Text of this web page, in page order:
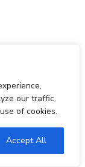
our traffic.
of cookies.
Accept All